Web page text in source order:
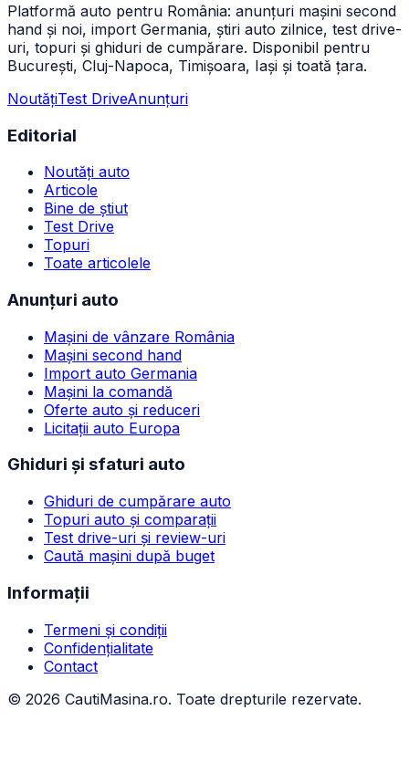
Platformă auto pentru România: anunțuri mașini second
hand și noi, import Germania, știri auto zilnice, test drive-
uri, topuri și ghiduri de cumpărare. Disponibil pentru
București, Cluj-Napoca, Timișoara, Iași și toată țara.
NoutățiTest DriveAnunțuri
Editorial
Noutăți auto
Articole
Bine de știut
Test Drive
Topuri
Toate articolele
Anunțuri auto
Mașini de vânzare România
Mașini second hand
Import auto Germania
Mașini la comandă
Oferte auto și reduceri
Licitații auto Europa
Ghiduri și sfaturi auto
Ghiduri de cumpărare auto
Topuri auto și comparații
Test drive-uri și review-uri
Caută mașini după buget
Informații
Termeni și condiții
Confidențialitate
Contact
© 2026 CautiMasina.ro. Toate drepturile rezervate.